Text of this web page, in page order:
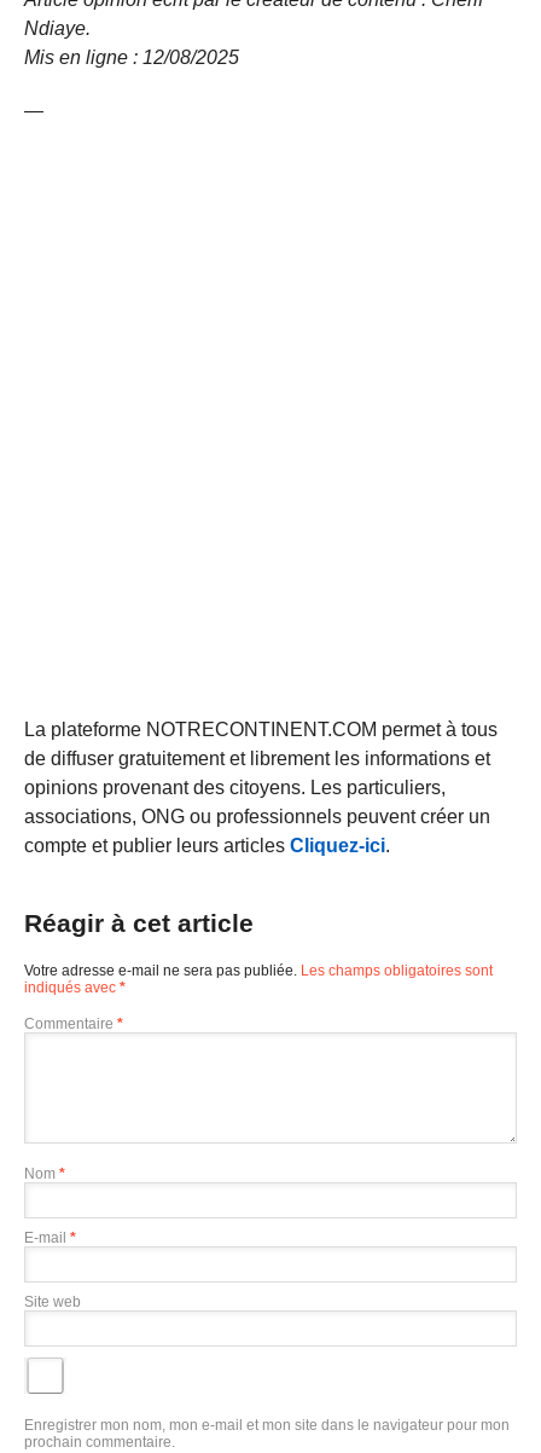
Ndiaye.
Mis en ligne : 12/08/2025
—
La plateforme NOTRECONTINENT.COM permet à tous
de diffuser gratuitement et librement les informations et
opinions provenant des citoyens. Les particuliers,
associations, ONG ou professionnels peuvent créer un
compte et publier leurs articles Cliquez-ici.
Réagir à cet article
Votre adresse e-mail ne sera pas publiée. Les champs obligatoires sont
indiqués avec *
Commentaire *
Nom *
E-mail *
Site web
Enregistrer mon nom, mon e-mail et mon site dans le navigateur pour mon
prochain commentaire.